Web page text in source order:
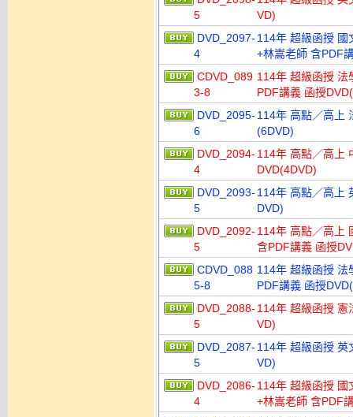
5
VD)
DVD_2097-
4
114年 超級函授 國
+林嵩老師 含PDF
CDVD_089
3-8
114年 超級函授 法
PDF講義 函授
DVD_2095-
6
114年 高點／高上
(6DVD)
DVD_2094-
4
114年 高點／高上
DVD(4DVD)
DVD_2093-
5
114年 高點／高上
DVD)
DVD_2092-
5
114年 高點／高上
含PDF講義 函授
CDVD_088
5-8
114年 超級函授 法
PDF講義 函授
DVD_2088-
5
114年 超級函授 憲
VD)
DVD_2087-
5
114年 超級函授 英
VD)
DVD_2086-
4
114年 超級函授 國
+林嵩老師 含PDF